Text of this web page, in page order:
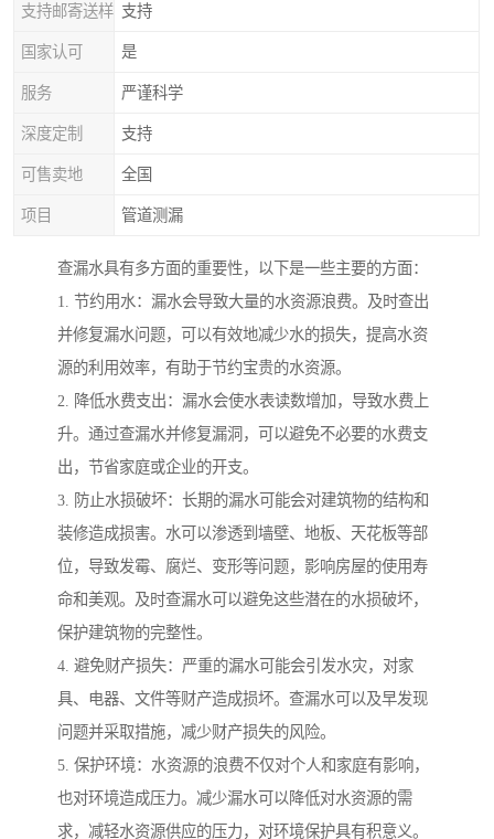
支持邮寄送样 支持
国家认可 是
服务 严谨科学
深度定制 支持
可售卖地 全国
项目 管道测漏
查漏水具有多方面的重要性，以下是一些主要的方面：
1. 节约用水：漏水会导致大量的水资源浪费。及时查出
并修复漏水问题，可以有效地减少水的损失，提高水资
源的利用效率，有助于节约宝贵的水资源。
2. 降低水费支出：漏水会使水表读数增加，导致水费上
升。通过查漏水并修复漏洞，可以避免不必要的水费支
出，节省家庭或企业的开支。
3. 防止水损破坏：长期的漏水可能会对建筑物的结构和
装修造成损害。水可以渗透到墙壁、地板、天花板等部
位，导致发霉、腐烂、变形等问题，影响房屋的使用寿
命和美观。及时查漏水可以避免这些潜在的水损破坏，
保护建筑物的完整性。
4. 避免财产损失：严重的漏水可能会引发水灾，对家
具、电器、文件等财产造成损坏。查漏水可以及早发现
问题并采取措施，减少财产损失的风险。
5. 保护环境：水资源的浪费不仅对个人和家庭有影响，
也对环境造成压力。减少漏水可以降低对水资源的需
求，减轻水资源供应的压力，对环境保护具有积意义。